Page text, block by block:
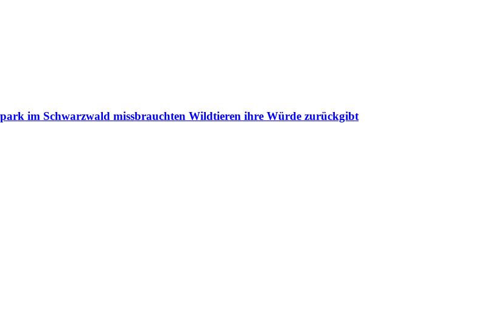
im Schwarzwald missbrauchten Wildtieren ihre Würde zurückgibt